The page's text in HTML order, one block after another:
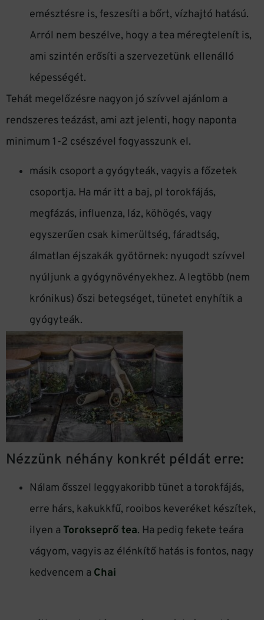
emésztésre is, feszesíti a bőrt, vízhajtó hatású.
Arról nem beszélve, hogy a tea méregtelenít is,
ami szintén erősíti a szervezetünk ellenálló
képességét.
Tehát megelőzésre nagyon jó szívvel ajánlom a
rendszeres teázást, ami azt jelenti, hogy naponta
minimum 1-2 csészével fogyasszunk el.
másik csoport a gyógyteák, vagyis a főzetek
csoportja. Ha már itt a baj, pl torokfájás,
megfázás, influenza, láz, köhögés, vagy
egyszerűen csak kimerültség, fáradtság,
álmatlan éjszakák gyötörnek: nyugodt szívvel
nyúljunk a gyógynövényekhez. A legtöbb (nem
krónikus) őszi betegséget, tünetet enyhítik a
gyógyteák.
Nézzünk néhány konkrét példát erre:
Nálam ősszel leggyakoribb tünet a torokfájás,
erre hárs, kakukkfű, rooibos keveréket készítek,
ilyen a Torokseprő tea. Ha pedig fekete teára
vágyom, vagyis az élénkítő hatás is fontos, nagy
kedvencem a Chai